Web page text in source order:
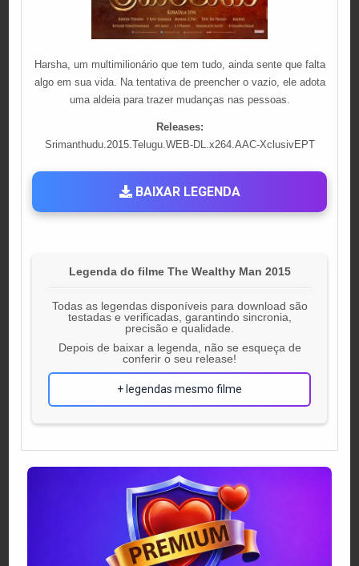
Harsha, um multimilionário que tem tudo, ainda sente que falta
algo em sua vida. Na tentativa de preencher o vazio, ele adota
uma aldeia para trazer mudanças nas pessoas.
Releases:
Srimanthudu.2015.Telugu.WEB-DL.x264.AAC-XclusivEPT
BAIXAR LEGENDA
Legenda do filme The Wealthy Man 2015
Todas as legendas disponíveis para download são
testadas e verificadas, garantindo sincronia,
precisão e qualidade.
Depois de baixar a legenda, não se esqueça de
conferir o seu release!
+ legendas mesmo filme